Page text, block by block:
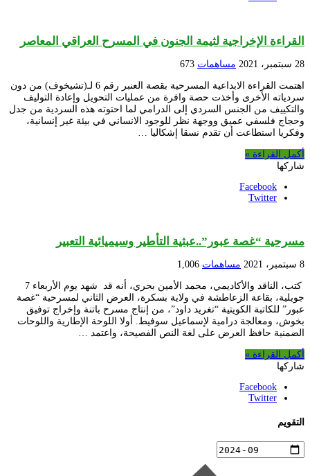
القراءة الإخراجية لثيمة الجنون في المسرح العراقي المعاصر
28 سبتمبر، 2021 مساهمات 673
اهتمت القراءة الابداعية المسرحية بقصة العنبر رقم 6 لـ(تشيخوف) من دون
سردياته الأخرى وأخذت حصة وافرة من عمليات التحويل وإعادة التوليف
والتكييف من الجنس السردي إلى الدرامي لما احتوته هذه السردية من جدل
وحجاج فلسفي عميق ووجهة نظر للوجود الانساني في بيئة غير إنسانية،
وفكريا استطاعت أن تقدم نسقا إشكاليا …
أكمل القراءة »
شاركها
Facebook
Twitter
مسرحية “غصة عبور”..عبثية التأطير وسيميائية التعبير
8 سبتمبر، 2021 مساهمات 1,006
كتب، الناقد والأكاديمي، محمد الأمين بحري، أنه قد شهد يوم الأربعاء 7
جويلية، بقاعة الزعاطشة في ولاية بسكرة، العرض الثاني لمسرحية “غصة
عبور” للكاتبة الكويتية “تغريد داود”، من إنتاج مسرح باتنة وإخراج توفيق
بخوش، ومعالجة درامية لإسماعيل سوفيط. أولا اللوحة الإطارية واللوحات
الضمنية حافظ العرض على لغة النص الفصيحة، واعتمد …
أكمل القراءة »
شاركها
Facebook
Twitter
التقويم